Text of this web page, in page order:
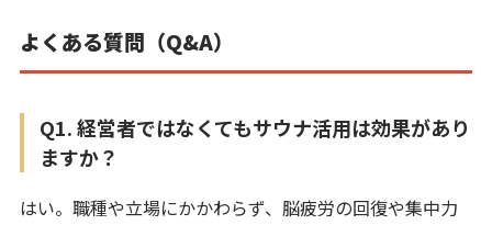
よくある質問（Q&A）
Q1. 経営者ではなくてもサウナ活用は効果があり
ますか？
はい。職種や立場にかかわらず、脳疲労の回復や集中力